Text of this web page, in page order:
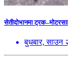
सेतीदोभानमा
बुधबार, साउन